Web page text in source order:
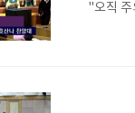
"오직 주